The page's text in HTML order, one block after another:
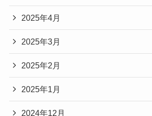
2025年4月
2025年3月
2025年2月
2025年1月
2024年12月